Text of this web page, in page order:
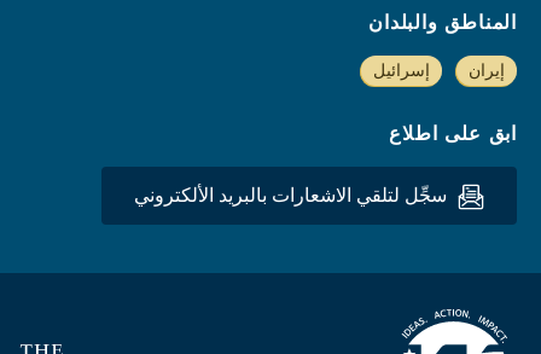
المناطق والبلدان
إيران إسرائيل
ابق على اطلاع
سجِّل لتلقي الاشعارات بالبريد الألكتروني